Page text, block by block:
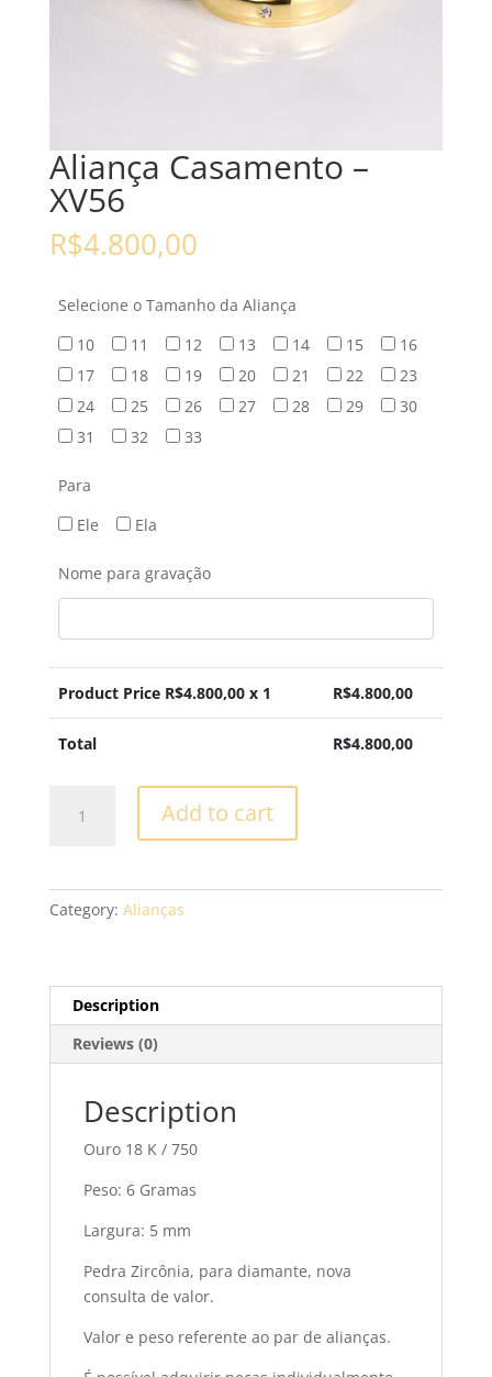
Aliança Casamento –
XV56
R$4.800,00
Selecione o Tamanho da Aliança
10
11 12 13 14 15
16
17
18 19 20 21 22
23
24
25 26 27 28 29
30
31
32 33
Para
Ele
Ela
Nome para gravação
Product Price R$4.800,00 x 1 R$4.800,00
Total R$4.800,00
Casamento
Add to cart
Category: Alianças
Description
Reviews (0)
Description
Ouro 18 K / 750
Peso: 6 Gramas
Largura: 5 mm
Pedra Zircônia, para diamante, nova
consulta de valor.
Valor e peso referente ao par de alianças.